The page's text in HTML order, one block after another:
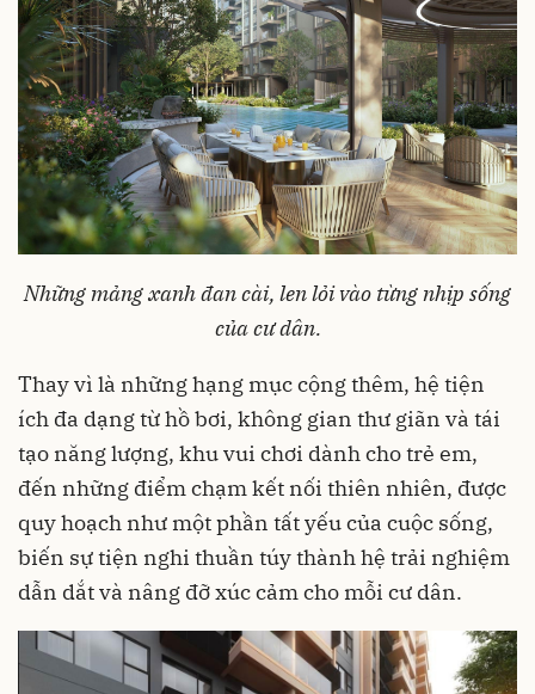
Những mảng xanh đan cài, len lỏi vào từng nhịp sống
của cư dân.
Thay vì là những hạng mục cộng thêm, hệ tiện
ích đa dạng từ hồ bơi, không gian thư giãn và tái
tạo năng lượng, khu vui chơi dành cho trẻ em,
đến những điểm chạm kết nối thiên nhiên, được
quy hoạch như một phần tất yếu của cuộc sống,
biến sự tiện nghi thuần túy thành hệ trải nghiệm
dẫn dắt và nâng đỡ xúc cảm cho mỗi cư dân.